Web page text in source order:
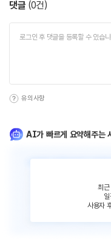
댓글 (0건)
유의사항
AI가 빠르게 요약해주는
최
사용자